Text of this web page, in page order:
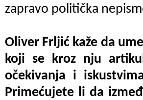
zapravo politička
Oliver Frljić kaže da
koji se kroz nju
očekivanja i
Primećujete li da